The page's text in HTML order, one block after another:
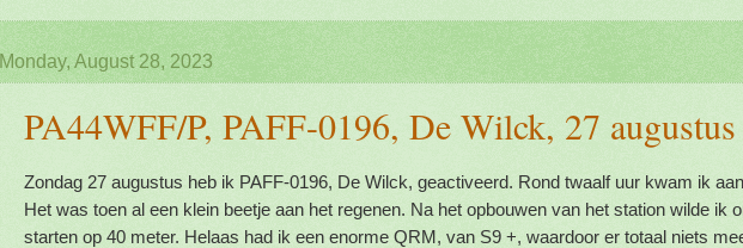
Monday, August 28, 2023
PA44WFF/P, PAFF-0196, De Wilck, 27
Zondag 27 augustus heb ik PAFF-0196, De Wilck, geactiveerd. Rond twaalf uur kwam ik
Het was toen al een klein beetje aan het regenen. Na het opbouwen van het station wilde ik
starten op 40 meter. Helaas had ik een enorme QRM, van S9 +, waardoor er totaal niets